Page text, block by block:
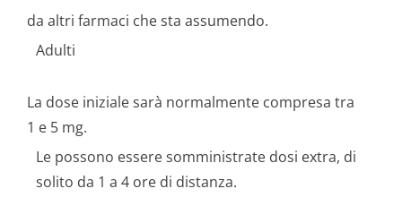
da altri farmaci che sta assumendo.
Adulti
La dose iniziale sarà normalmente compresa tra
1 e 5 mg.
Le possono essere somministrate dosi extra, di
solito da 1 a 4 ore di distanza.